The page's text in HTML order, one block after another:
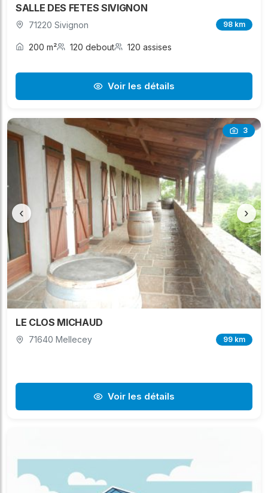
SALLE DES FETES SIVIGNON
71220 Sivignon 98 km
200 m² 120 debout 120 assises
Voir les détails
3
‹ ›
LE CLOS MICHAUD
71640 Mellecey 99 km
Voir les détails